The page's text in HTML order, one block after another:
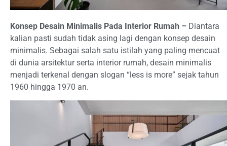
Konsep Desain Minimalis Pada Interior Rumah – Diantara
kalian pasti sudah tidak asing lagi dengan konsep desain
minimalis. Sebagai salah satu istilah yang paling mencuat
di dunia arsitektur serta interior rumah, desain minimalis
menjadi terkenal dengan slogan “less is more” sejak tahun
1960 hingga 1970 an.